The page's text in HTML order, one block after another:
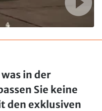
in der
Sie keine
den exklusiven